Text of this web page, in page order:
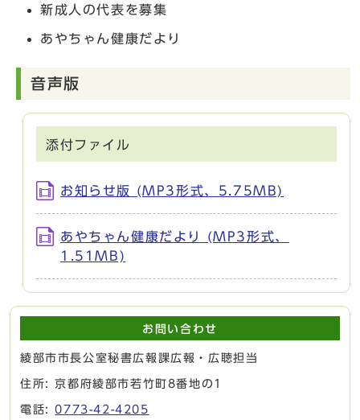
新成人の代表を募集
あやちゃん健康だより
音声版
添付ファイル
お知らせ版 (MP3形式、5.75MB)
あやちゃん健康だより (MP3形式、
1.51MB)
お問い合わせ
綾部市市長公室秘書広報課広報・広聴担当
住所: 京都府綾部市若竹町8番地の1
電話:0773-42-4205